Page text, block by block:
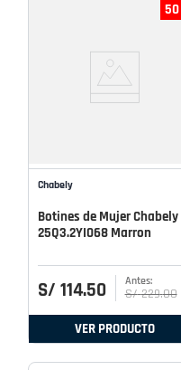
50
Chabely
Botines de Mujer Chabely
25Q3.2YI068 Marron
S/ 114.50 S/ 229.00
VER PRODUCTO